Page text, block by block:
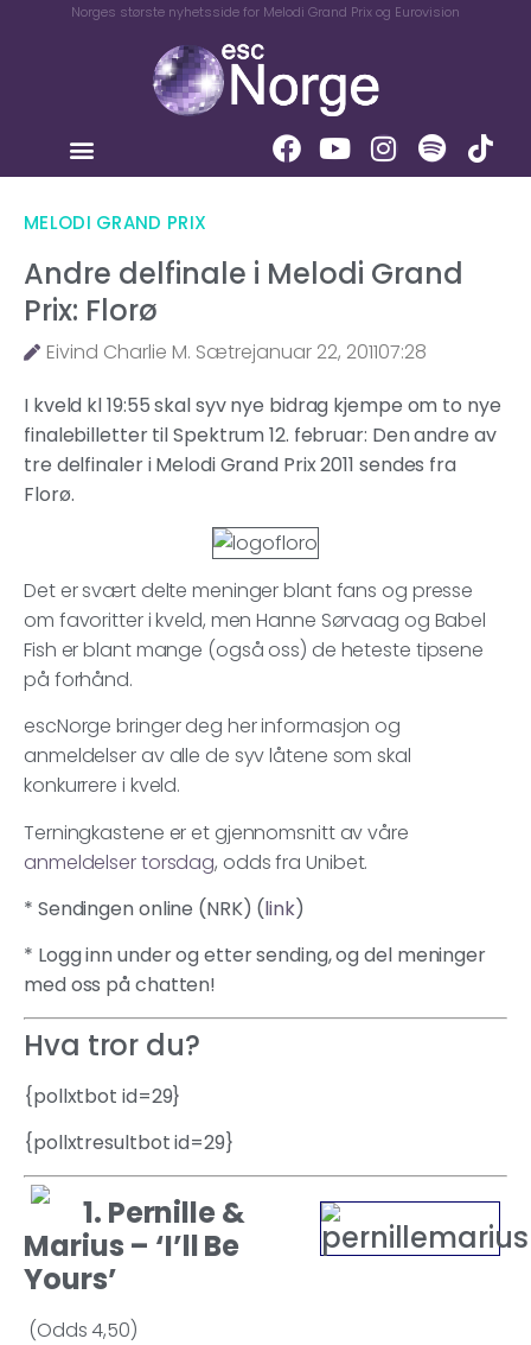
Norges største nyhetsside for Melodi Grand Prix og Eurovision
MELODI GRAND PRIX
Andre delfinale i Melodi Grand
Prix: Florø
Eivind Charlie M. Sætrejanuar 22, 201107:28
I kveld kl 19:55 skal syv nye bidrag kjempe om to nye
finalebilletter til Spektrum 12. februar: Den andre av
tre delfinaler i Melodi Grand Prix 2011 sendes fra
Florø.
Det er svært delte meninger blant fans og presse
om favoritter i kveld, men Hanne Sørvaag og Babel
Fish er blant mange (også oss) de heteste tipsene
på forhånd.
escNorge bringer deg her informasjon og
anmeldelser av alle de syv låtene som skal
konkurrere i kveld.
Terningkastene er et gjennomsnitt av våre
anmeldelser torsdag, odds fra Unibet.
* Sendingen online (NRK) (link)
* Logg inn under og etter sending, og del meninger
med oss på chatten!
Hva tror du?
{pollxtbot id=29}
{pollxtresultbot id=29}
1. Pernille &
Marius – ‘I’ll Be
Yours’
(Odds 4,50)